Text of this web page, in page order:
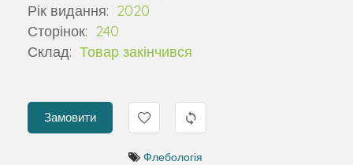
Рік видання: 2020
Сторінок: 240
Склад: Товар закінчився
Замовити
Флебологія